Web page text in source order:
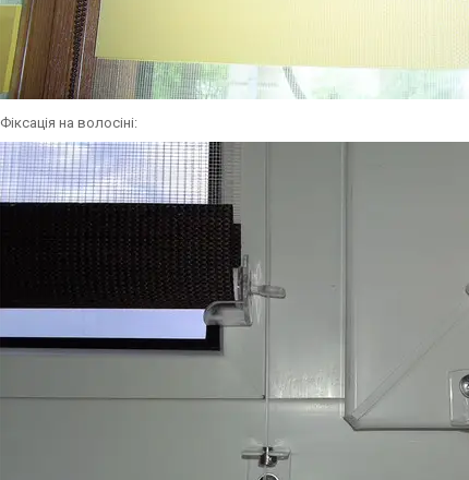
Фіксація на волосіні: